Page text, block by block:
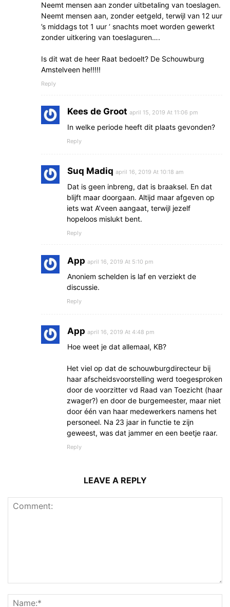
Neemt mensen aan zonder uitbetaling van toeslagen.
Neemt mensen aan, zonder eetgeld, terwijl van 12 uur
’s middags tot 1 uur ‘ snachts moet worden gewerkt
zonder uitkering van toeslaguren….
Is dit wat de heer Raat bedoelt? De Schouwburg
Amstelveen he!!!!!
Reply
Kees de Groot april 15, 2019 At 11:06 pm
In welke periode heeft dit plaats gevonden?
Reply
Suq Madiq april 16, 2019 At 10:18 am
Dat is geen inbreng, dat is braaksel. En dat
blijft maar doorgaan. Altijd maar afgeven op
iets wat A’veen aangaat, terwijl jezelf
hopeloos mislukt bent.
Reply
App april 16, 2019 At 5:10 pm
Anoniem schelden is laf en verziekt de
discussie.
Reply
App april 16, 2019 At 4:48 pm
Hoe weet je dat allemaal, KB?
Het viel op dat de schouwburgdirecteur bij
haar afscheidsvoorstelling werd toegesproken
door de voorzitter vd Raad van Toezicht (haar
zwager?) en door de burgemeester, maar niet
door één van haar medewerkers namens het
personeel. Na 23 jaar in functie te zijn
geweest, was dat jammer en een beetje raar.
Reply
LEAVE A REPLY